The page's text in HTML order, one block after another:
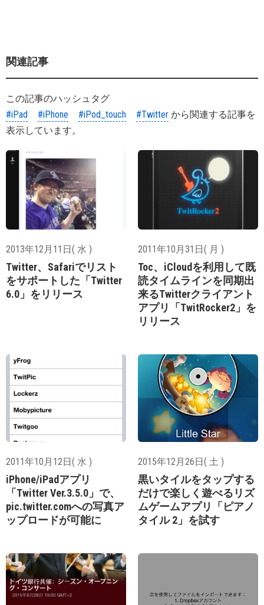
関連記事
この記事のハッシュタグ
#iPad
#iPhone #iPod_touch #Twitter から関連する記事を
表示しています。
2013年12月11日( 水 )
Twitter、Safariでリスト
をサポートした「Twitter
6.0」をリリース
2011年10月31日( 月 )
Toc、iCloudを利用して既
読タイムラインを同期出
来るTwitterクライアント
アプリ「TwitRocker2」を
リリース
2011年10月12日( 水 )
iPhone/iPadアプリ
「Twitter Ver.3.5.0」で、
pic.twitter.comへの写真ア
ップロードが可能に
2015年12月26日( 土 )
黒いタイルをタップする
だけで楽しく遊べるリズ
ムゲームアプリ「ピアノ
タイル 2」を試す